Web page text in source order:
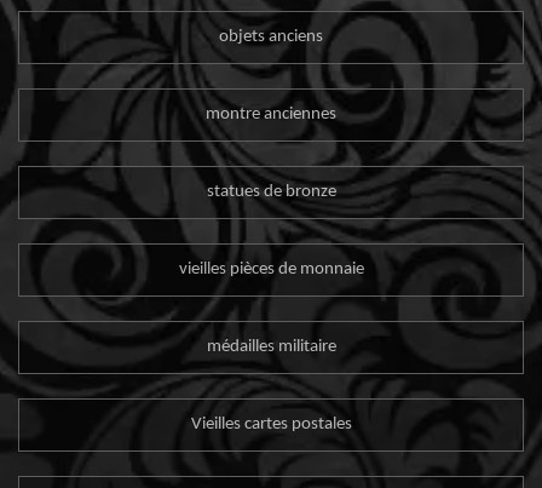
objets anciens
montre anciennes
statues de bronze
vieilles pièces de monnaie
médailles militaire
Vieilles cartes postales